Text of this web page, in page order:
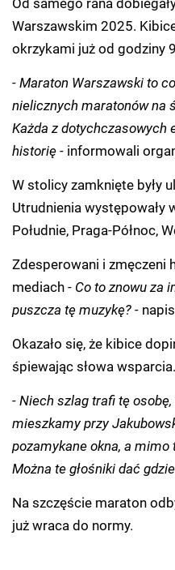
Warszawskim 2025.
okrzykami już od godziny
-Maraton Warszawski to
nielicznych maratonów na
Każda z dotychczasowych
historię - informowali
W stolicy zamknięte były
Utrudnienia występowały
Południe, Praga-Północ,
Zdesperowani i zmęczeni
mediach - Co to znowu za
puszcza tę muzykę? -
Okazało się, że kibice
śpiewając słowa wsparcia.
-Niech szlag trafi tę
mieszkamy przy
pozamykane okna, a
Można te głośniki dać
Na szczęście maraton
już wraca do normy.